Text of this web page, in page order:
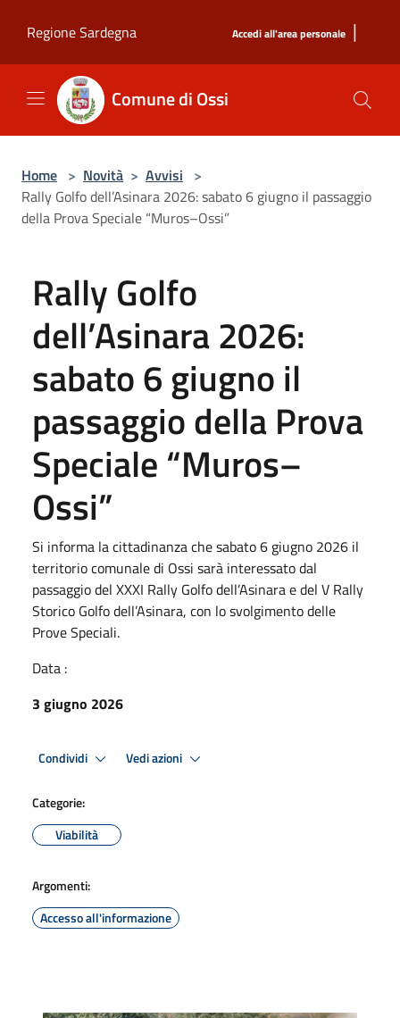
Regione Sardegna
Accedi all'area personale |
Comune di Ossi
Home > Novità > Avvisi >
Rally Golfo dell’Asinara 2026: sabato 6 giugno il passaggio
della Prova Speciale “Muros–Ossi”
Rally Golfo
dell’Asinara 2026:
sabato 6 giugno il
passaggio della Prova
Speciale “Muros–
Ossi”
Si informa la cittadinanza che sabato 6 giugno 2026 il
territorio comunale di Ossi sarà interessato dal
passaggio del XXXI Rally Golfo dell’Asinara e del V Rally
Storico Golfo dell’Asinara, con lo svolgimento delle
Prove Speciali.
Data :
3 giugno 2026
Condividi Vedi azioni
Categorie:
Viabilità
Argomenti:
Accesso all'informazione